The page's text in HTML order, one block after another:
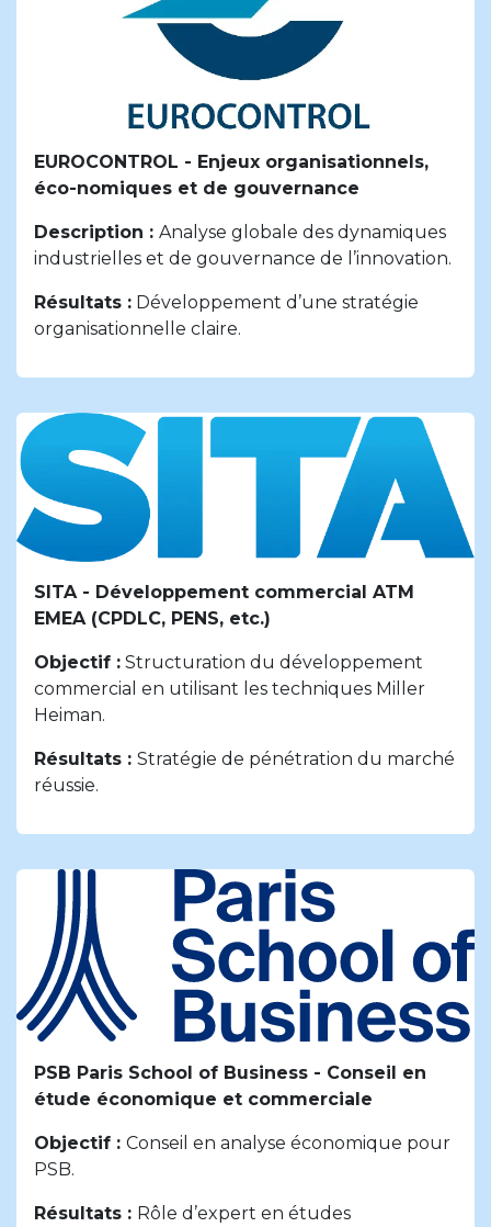
EUROCONTROL - Enjeux organisationnels,
éco-nomiques et de gouvernance
Description : Analyse globale des dynamiques
industrielles et de gouvernance de l’innovation.
Résultats : Développement d’une stratégie
organisationnelle claire.
SITA - Développement commercial ATM
EMEA (CPDLC, PENS, etc.)
Objectif : Structuration du développement
commercial en utilisant les techniques Miller
Heiman.
Résultats : Stratégie de pénétration du marché
réussie.
PSB Paris School of Business - Conseil en
étude économique et commerciale
Objectif : Conseil en analyse économique pour
PSB.
Résultats : Rôle d’expert en études